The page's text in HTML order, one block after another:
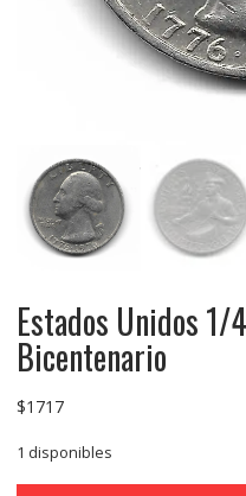
Estados Unidos 1/
Bicentenario
$1717
1 disponibles